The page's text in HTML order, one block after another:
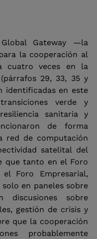
Gateway —la
la cooperación al
cuatro veces en la
29, 33, 35 y
identificadas en este
verde y
sanitaria y
de forma
red de computación
satelital del
que tanto en el Foro
Foro Empresarial,
en paneles sobre
discusiones sobre
gestión de crisis y
que la cooperación
probablemente